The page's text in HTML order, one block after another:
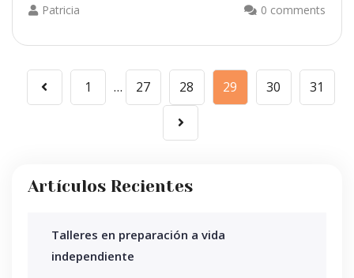
Patricia 0 comments
1 … 27 28 29 30 31
Artículos Recientes
Talleres en preparación a vida
independiente